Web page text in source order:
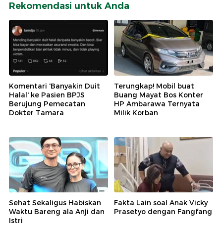
Rekomendasi untuk Anda
Komentari 'Banyakin Duit
Halal' ke Pasien BPJS
Berujung Pemecatan
Dokter Tamara
Terungkap! Mobil buat
Buang Mayat Bos Konter
HP Ambarawa Ternyata
Milik Korban
Sehat Sekaligus Habiskan
Waktu Bareng ala Anji dan
Istri
Fakta Lain soal Anak Vicky
Prasetyo dengan Fangfang